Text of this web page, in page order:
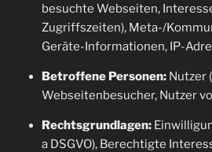
besuchte Webseiten,
Zugriffszeiten), Meta-/
Geräte-Informationen, IP-
Betroffene Personen:Nutzer
Webseitenbesucher, Nutzer
Rechtsgrundlagen:
a DSGVO), Berechtigte